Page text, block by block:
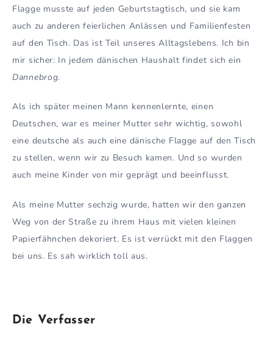
Flagge musste auf jeden Geburtstagtisch, und sie kam
auch zu anderen feierlichen Anlässen und Familienfesten
auf den Tisch. Das ist Teil unseres Alltagslebens. Ich bin
mir sicher: In jedem dänischen Haushalt findet sich ein
Dannebrog.
Als ich später meinen Mann kennenlernte, einen
Deutschen, war es meiner Mutter sehr wichtig, sowohl
eine deutsche als auch eine dänische Flagge auf den Tisch
zu stellen, wenn wir zu Besuch kamen. Und so wurden
auch meine Kinder von mir geprägt und beeinflusst.
Als meine Mutter sechzig wurde, hatten wir den ganzen
Weg von der Straße zu ihrem Haus mit vielen kleinen
Papierfähnchen dekoriert. Es ist verrückt mit den Flaggen
bei uns. Es sah wirklich toll aus.
Die Verfasser